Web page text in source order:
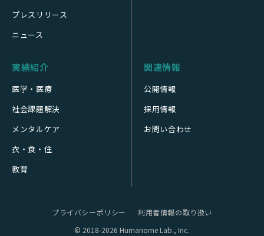
プレスリリース
ニュース
実績紹介
医学・医療
社会課題解決
メンタルケア
衣・食・住
教育
関連情報
公開情報
採用情報
お問い合わせ
プライバシーポリシー
利用者情報の取り扱い
© 2018-2026 Humanome Lab., Inc.